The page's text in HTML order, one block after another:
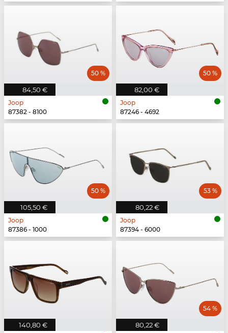
84,50 €
50 %
Joop
87382 - 8100
82,00 €
50 %
Joop
87246 - 4692
105,50 €
50 %
Joop
87386 - 1000
80,22 €
53 %
Joop
87394 - 6000
140,80 € 80,22 €
54 %